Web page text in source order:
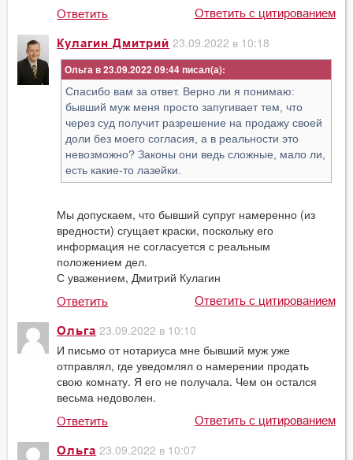
Ответить Ответить с цитированием
Кулагин Дмитрий 23.09.2022 в 10:18
Ольга в 23.09.2022 09:44
Спасибо вам за ответ. Верно ли я понимаю:
бывший муж меня просто запугивает тем, что
через суд получит разрешение на продажу своей
доли без моего согласия, а в реальности это
невозможно? Законы они ведь сложные, мало ли,
есть какие-то лазейки.
Мы допускаем, что бывший супруг намеренно (из
вредности) сгущает краски, поскольку его
информация не согласуется с реальным
положением дел.
С уважением, Дмитрий Кулагин
Ответить Ответить с цитированием
Ольга 23.09.2022 в 10:10
И письмо от нотариуса мне бывший муж уже
отправлял, где уведомлял о намерении продать
свою комнату. Я его не получала. Чем он остался
весьма недоволен.
Ответить Ответить с цитированием
Ольга 23.09.2022 в 10:07